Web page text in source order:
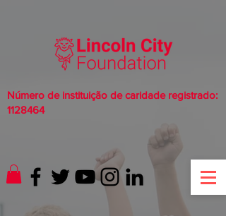
Número de instituição de caridade registrado:
1128464